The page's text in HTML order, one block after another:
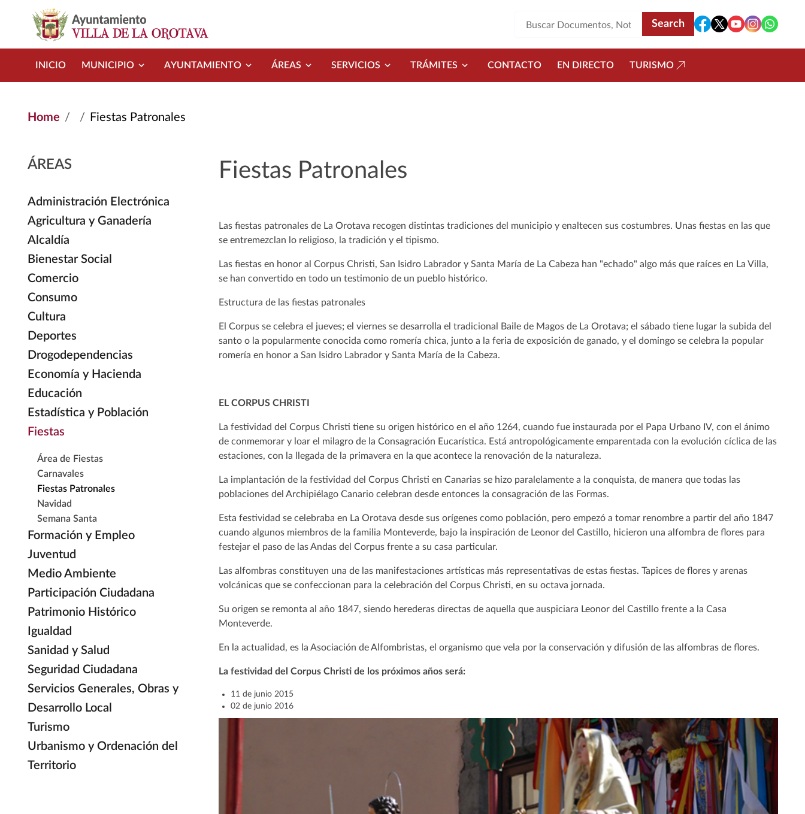
INICIO MUNICIPIO AYUNTAMIENTO ÁREAS SERVICIOS TRÁMITES CONTACTO EN DIRECTO TURISMO
Home Fiestas Patronales
ÁREAS
Administración Electrónica
Agricultura y Ganadería
Alcaldía
Bienestar Social
Comercio
Consumo
Cultura
Deportes
Drogodependencias
Economía y Hacienda
Educación
Estadística y Población
Fiestas
Área de Fiestas
Carnavales
Fiestas Patronales
Navidad
Semana Santa
Formación y Empleo
Juventud
Medio Ambiente
Participación Ciudadana
Patrimonio Histórico
Igualdad
Sanidad y Salud
Seguridad Ciudadana
Servicios Generales, Obras y
Desarrollo Local
Turismo
Urbanismo y Ordenación del
Territorio
Fiestas Patronales
Las fiestas patronales de La Orotava recogen distintas tradiciones del municipio y enaltecen sus costumbres. Unas fiestas en las que
se entremezclan lo religioso, la tradición y el tipismo.
Las fiestas en honor al Corpus Christi, San Isidro Labrador y Santa María de La Cabeza han "echado" algo más que raíces en La Villa,
se han convertido en todo un testimonio de un pueblo histórico.
Estructura de las fiestas patronales
El Corpus se celebra el jueves; el viernes se desarrolla el tradicional Baile de Magos de La Orotava; el sábado tiene lugar la subida del
santo o la popularmente conocida como romería chica, junto a la feria de exposición de ganado, y el domingo se celebra la popular
romería en honor a San Isidro Labrador y Santa María de la Cabeza.
EL CORPUS CHRISTI
La festividad del Corpus Christi tiene su origen histórico en el año 1264, cuando fue instaurada por el Papa Urbano IV, con el ánimo
de conmemorar y loar el milagro de la Consagración Eucarística. Está antropológicamente emparentada con la evolución cíclica de las
estaciones, con la llegada de la primavera en la que acontece la renovación de la naturaleza.
La implantación de la festividad del Corpus Christi en Canarias se hizo paralelamente a la conquista, de manera que todas las
poblaciones del Archipiélago Canario celebran desde entonces la consagración de las Formas.
Esta festividad se celebraba en La Orotava desde sus orígenes como población, pero empezó a tomar renombre a partir del año 1847
cuando algunos miembros de la familia Monteverde, bajo la inspiración de Leonor del Castillo, hicieron una alfombra de flores para
festejar el paso de las Andas del Corpus frente a su casa particular.
Las alfombras constituyen una de las manifestaciones artísticas más representativas de estas fiestas. Tapices de flores y arenas
volcánicas que se confeccionan para la celebración del Corpus Christi, en su octava jornada.
Su origen se remonta al año 1847, siendo herederas directas de aquella que auspiciara Leonor del Castillo frente a la Casa
Monteverde.
En la actualidad, es la Asociación de Alfombristas, el organismo que vela por la conservación y difusión de las alfombras de flores.
La festividad del Corpus Christi de los próximos años será:
11 de junio 2015
02 de junio 2016